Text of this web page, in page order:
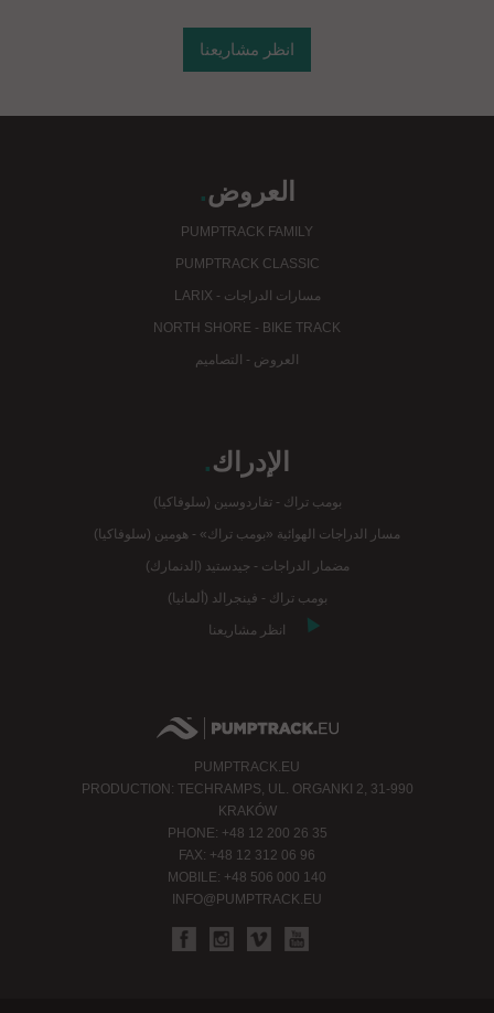
انظر مشاريعنا
العروض.
PUMPTRACK FAMILY
PUMPTRACK CLASSIC
مسارات الدراجات - LARIX
NORTH SHORE - BIKE TRACK
العروض - التصاميم
الإدراك.
بومب تراك - تفاردوسين (سلوفاكيا)
مسار الدراجات الهوائية «بومب تراك» - هومين (سلوفاكيا)
مضمار الدراجات - جيدستيد (الدنمارك)
بومب تراك - فينجرالد (ألمانيا)
انظر مشاريعنا
PUMPTRACK.EU
PRODUCTION: TECHRAMPS, UL. ORGANKI 2, 31-990
KRAKÓW
PHONE: +48 12 200 26 35
FAX: +48 12 312 06 96
MOBILE: +48 506 000 140
INFO@PUMPTRACK.EU